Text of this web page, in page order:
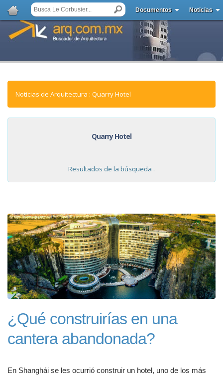
Documentos Noticias
Noticias de Arquitectura : Quarry Hotel
Quarry Hotel
Resultados de la búsqueda .
¿Qué construirías en una
cantera abandonada?
En Shanghái se les ocurrió construir un hotel, uno de los más